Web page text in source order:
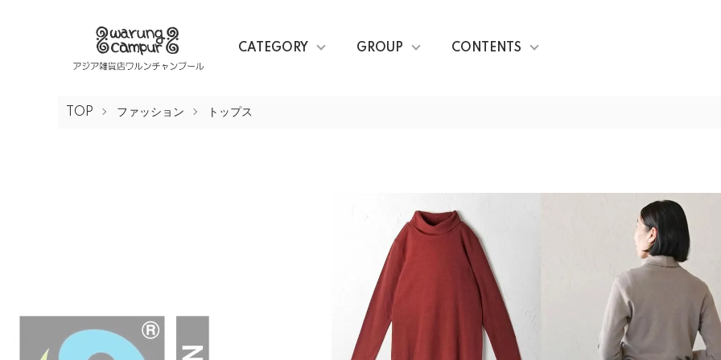
CATEGORY GROUP CONTENTS
TOP ファッション トップス